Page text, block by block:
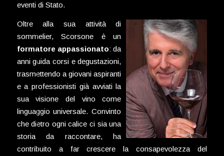
eventi di Stato.
Oltre alla sua attività di
sommelier, Scorsone è un
formatore appassionato: da
anni guida corsi e degustazioni,
trasmettendo a giovani aspiranti
e a professionisti già avviati la
sua visione del vino come
linguaggio universale. Convinto
che dietro ogni calice ci sia una
storia da raccontare, ha
contribuito a far crescere la consapevolezza del